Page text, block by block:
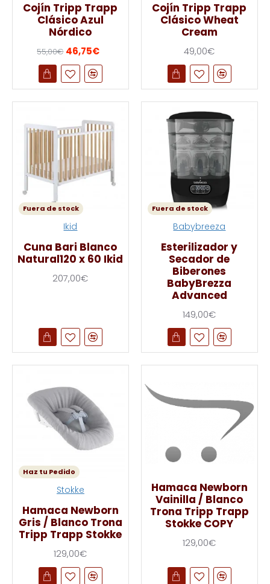
Cojín Tripp Trapp
Clásico Azul
Nórdico
55,00€ 46,75€
Cojín Tripp Trapp
Clásico Wheat
Cream
49,00€
Fuera de stock
Ikid
Cuna Bari Blanco
Natural120 x 60 Ikid
207,00€
Fuera de stock
Babybreeza
Esterilizador y
Secador de
Biberones
BabyBrezza
Advanced
149,00€
Haz tu Pedido
Stokke
Hamaca Newborn
Gris / Blanco Trona
Tripp Trapp Stokke
129,00€
Hamaca Newborn
Vainilla / Blanco
Trona Tripp Trapp
Stokke COPY
129,00€